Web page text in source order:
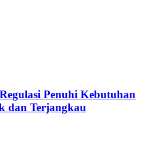
Penuhi Kebutuhan
dan Terjangkau